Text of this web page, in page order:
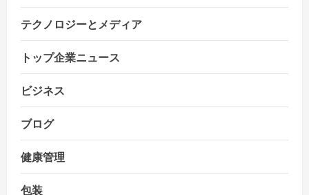
テクノロジーとメディア
トップ企業ニュース
ビジネス
ブログ
健康管理
包装